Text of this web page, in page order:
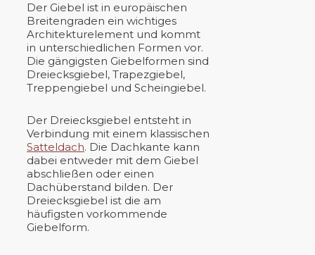
Der Giebel ist in europäischen
Breitengraden ein wichtiges
Architekturelement und kommt
in unterschiedlichen Formen vor.
Die gängigsten Giebelformen sind
Dreiecksgiebel, Trapezgiebel,
Treppengiebel und Scheingiebel.
Der Dreiecksgiebel entsteht in
Verbindung mit einem klassischen
Satteldach. Die Dachkante kann
dabei entweder mit dem Giebel
abschließen oder einen
Dachüberstand bilden. Der
Dreiecksgiebel ist die am
häufigsten vorkommende
Giebelform.